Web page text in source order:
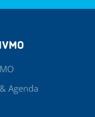
Agenda